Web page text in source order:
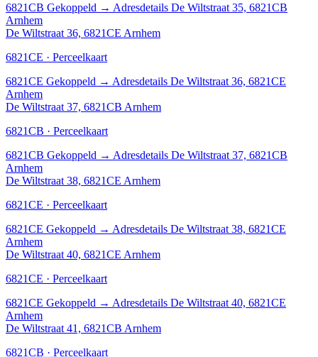
6821CB Gekoppeld → Adresdetails De Wiltstraat 35, 6821CB
Arnhem
De Wiltstraat 36, 6821CE Arnhem
6821CE · Perceelkaart
6821CE Gekoppeld → Adresdetails De Wiltstraat 36, 6821CE
Arnhem
De Wiltstraat 37, 6821CB Arnhem
6821CB · Perceelkaart
6821CB Gekoppeld → Adresdetails De Wiltstraat 37, 6821CB
Arnhem
De Wiltstraat 38, 6821CE Arnhem
6821CE · Perceelkaart
6821CE Gekoppeld → Adresdetails De Wiltstraat 38, 6821CE
Arnhem
De Wiltstraat 40, 6821CE Arnhem
6821CE · Perceelkaart
6821CE Gekoppeld → Adresdetails De Wiltstraat 40, 6821CE
Arnhem
De Wiltstraat 41, 6821CB Arnhem
6821CB · Perceelkaart